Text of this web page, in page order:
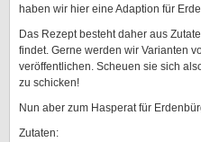
haben wir hier eine Adaption für
Das Rezept besteht daher aus
findet. Gerne werden wir Varianten
veröffentlichen. Scheuen sie sich
zu schicken!
Nun aber zum Hasperat für
Zutaten: